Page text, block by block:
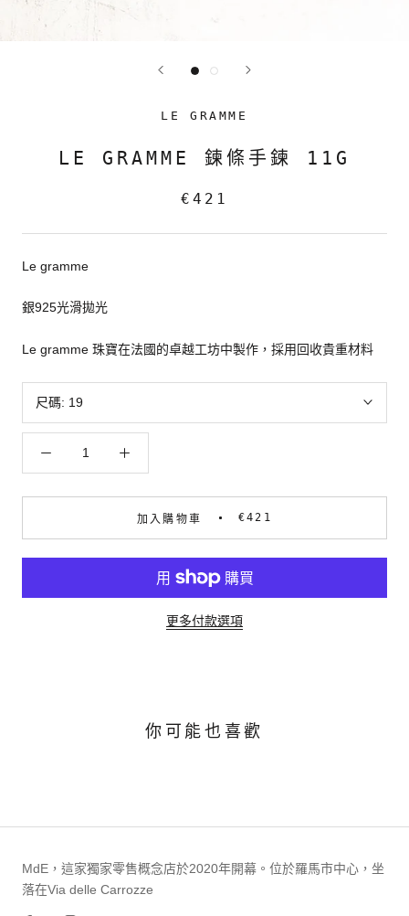
LE GRAMME
LE GRAMME 鍊條手鍊 11G
€421
Le gramme
銀925光滑拋光
Le gramme 珠寶在法國的卓越工坊中製作，採用回收貴重材料
尺碼: 19
加入購物車 €421
更多付款選項
你可能也喜歡
MdE，這家獨家零售概念店於2020年開幕。位於羅馬市中心，坐
落在Via delle Carrozze